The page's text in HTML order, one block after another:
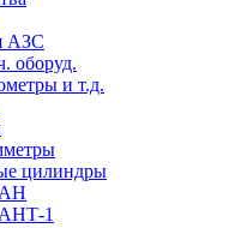
АЗС
оборуд.
и т.д.
цилиндры
АН
1